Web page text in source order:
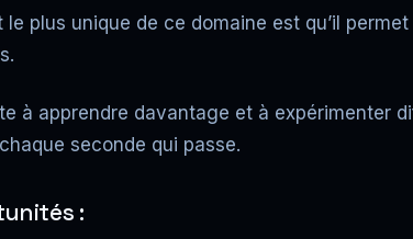
le plus unique de ce domaine est qu’il
à apprendre davantage et à
seconde qui passe.
: